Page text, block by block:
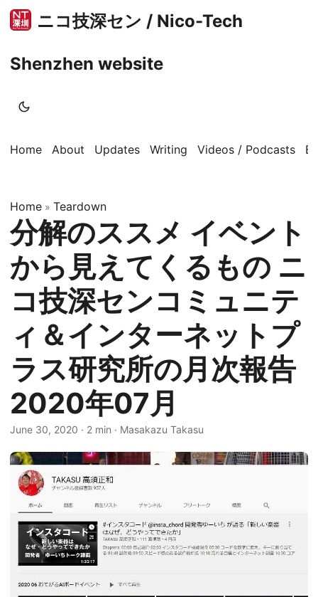
ニコ技深セン / Nico-Tech
Shenzhen website
Home About Updates Writing Videos / Podcasts
Home » Teardown
分解のススメ イベント
から見えてくるもの ニ
コ技深センコミュニテ
ィ＆インターネットプ
ラス研究所の月次報告
2020年07月
June 30, 2020 · 2 min · Masakazu Takasu